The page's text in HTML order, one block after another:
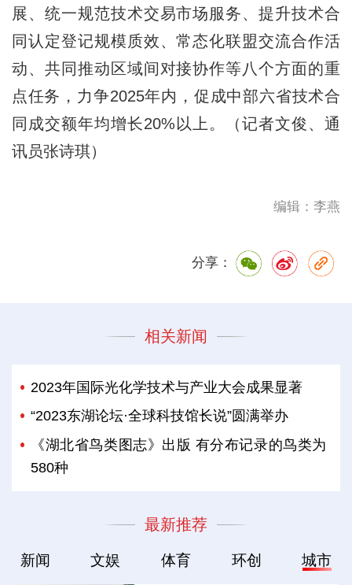
展、统一规范技术交易市场服务、提升技术合
同认定登记规模质效、常态化联盟交流合作活
动、共同推动区域间对接协作等八个方面的重
点任务，力争2025年内，促成中部六省技术合
同成交额年均增长20%以上。（记者文俊、通
讯员张诗琪）
编辑：李燕
分享：
相关新闻
2023年国际光化学技术与产业大会成果显著
“2023东湖论坛·全球科技馆长说”圆满举办
《湖北省鸟类图志》出版 有分布记录的鸟类为
580种
最新推荐
新闻 文娱 体育 环创 城市